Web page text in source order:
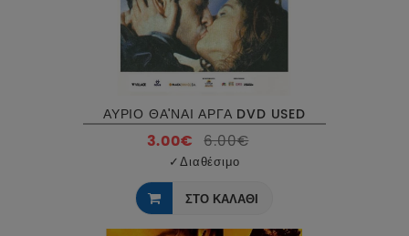
ΑΥΡΙΟ ΘΑ'ΝΑΙ ΑΡΓΑ DVD USED
3.00€ 6.00€
✓Διαθέσιμο
ΣΤΟ ΚΑΛΑΘΙ